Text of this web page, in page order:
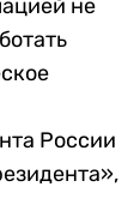
не
России